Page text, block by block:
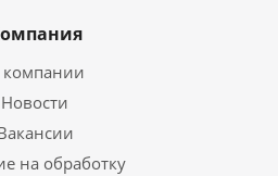
Новости
на обработку